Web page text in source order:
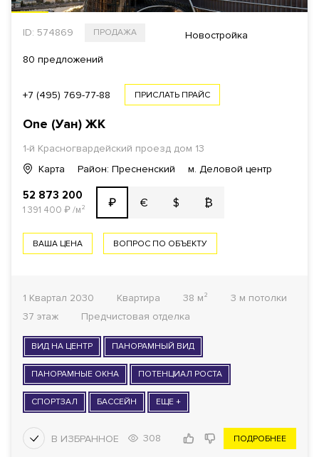
ID: 574869 ПРОДАЖА Новостройка
80 предложений
+7 (495) 769-77-88 ПРИСЛАТЬ ПРАЙС
One (Уан) ЖК
1-й Красногвардейский проезд дом 13
Карта
Район: Пресненский м. Деловой центр
52 873 200
1 391 400 ₽/м² ₽ € $ ₿
ВАША ЦЕНА ВОПРОС ПО ОБЪЕКТУ
1 Квартал 2030 Квартира 38 м²
3 м потолки
37 этаж
Предчистовая отделка
ВИД НА ЦЕНТР ПАНОРАМНЫЙ ВИД
ПАНОРАМНЫЕ ОКНА ПОТЕНЦИАЛ РОСТА
СПОРТЗАЛ БАССЕЙН ЕЩЕ +
308 ПОДРОБНЕЕ